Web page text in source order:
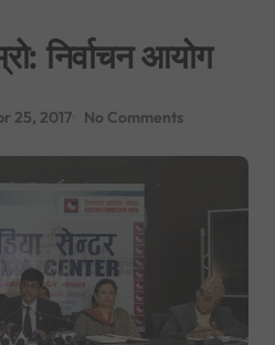
निर्वाचन आयोग
25, 2017 No Comments